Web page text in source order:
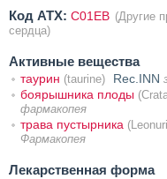
Код ATX: C01EB (Другие
сердца)
Активные вещества
таурин (taurine) Rec.INN
боярышника плоды
фармакопея
трава пустырника
Фармакопея
Лекарственная форма